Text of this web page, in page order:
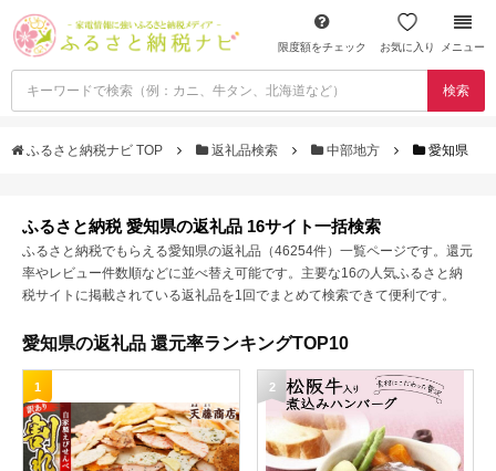
限度額をチェック お気に入り メニュー
検索
ふるさと納税ナビ TOP 返礼品検索 中部地方 愛知県
ふるさと納税 愛知県の返礼品 16サイト一括検索
ふるさと納税でもらえる愛知県の返礼品（46254件）一覧ページです。還元
率やレビュー件数順などに並べ替え可能です。主要な16の人気ふるさと納
税サイトに掲載されている返礼品を1回でまとめて検索できて便利です。
愛知県の返礼品 還元率ランキングTOP10
1 2